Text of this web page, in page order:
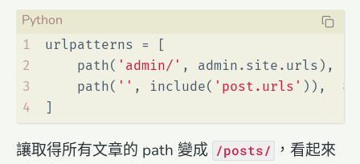
1
2
3
4
urlpatterns = [
    path(
'admin/' , admin.site.urls),
    path(
'' , include( 'post.urls' )), #
]
讓取得所有文章的 path 變成 /posts/
，看起來